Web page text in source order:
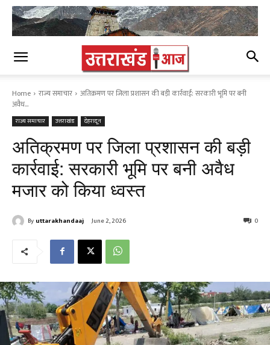
Home राज्य समाचार
अतिक्रमण पर जिला प्रशासन की बड़ी कार्रवाई: सरकारी भूमि पर बनी
अवैध...
राज्य समाचार उत्तराखंड देहरादून
अतिक्रमण पर जिला प्रशासन की बड़ी
कार्रवाई: सरकारी भूमि पर बनी अवैध
मजार को किया ध्वस्त
By uttarakhandaaj June 2, 2026 0